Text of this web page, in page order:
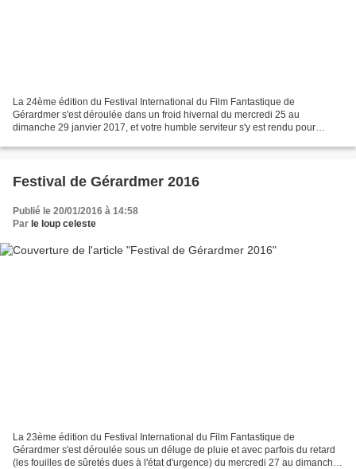
La 24ème édition du Festival International du Film Fantastique de
Gérardmer s'est déroulée dans un froid hivernal du mercredi 25 au
dimanche 29 janvier 2017, et votre humble serviteur s'y est rendu pour
Festival de Gérardmer 2016
Publié le 20/01/2016 à 14:58
Par le loup celeste
La 23ème édition du Festival International du Film Fantastique de
Gérardmer s'est déroulée sous un déluge de pluie et avec parfois du retard
(les fouilles de sûretés dues à l'état d'urgence) du mercredi 27 au dimanche